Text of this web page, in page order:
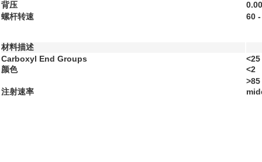
背压
螺杆转速
60
材料描述
Carboxyl End Groups
颜色
<2
>85
注射速率